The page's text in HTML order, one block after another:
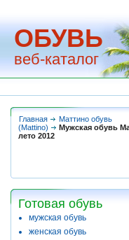
ОБУВЬ
веб-каталог
Главная
Маттино обувь
(Mattino)
Мужская обувь
лето 2012
Готовая обувь
мужская обувь
женская обувь